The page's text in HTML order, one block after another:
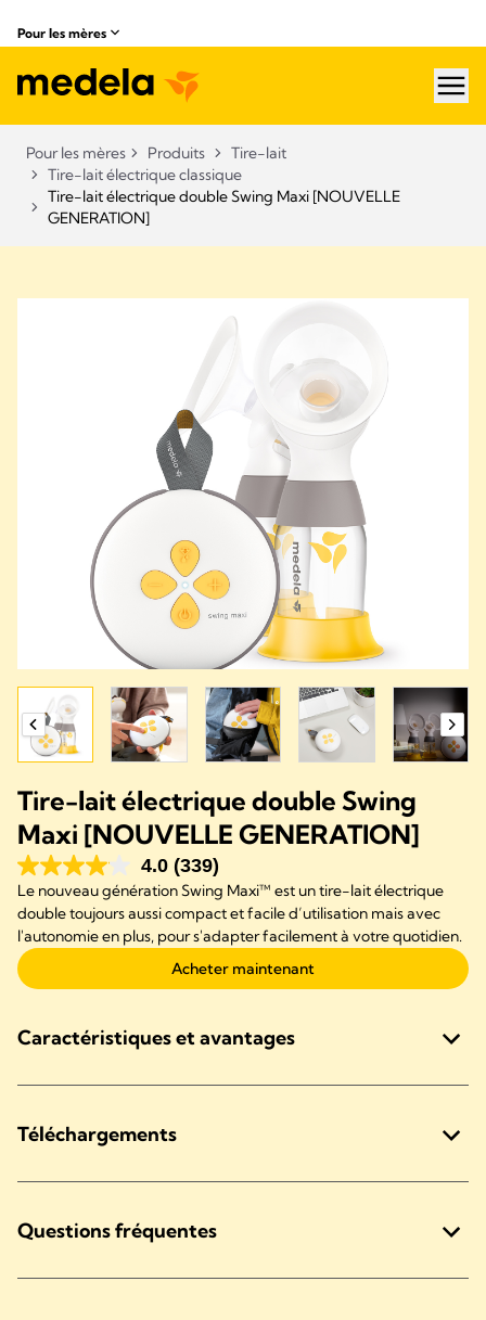
Pour les mères
Pour les mères Produits
Tire-lait
Tire-lait électrique classique
Tire-lait électrique double Swing Maxi [NOUVELLE
GENERATION]
Tire-lait électrique double Swing
Maxi [NOUVELLE GENERATION]
4.0 (339)
Le nouveau génération Swing Maxi™ est un tire-lait électrique
double toujours aussi compact et facile d’utilisation mais avec
l'autonomie en plus, pour s'adapter facilement à votre quotidien.
Acheter maintenant
Caractéristiques et avantages
Téléchargements
Questions fréquentes